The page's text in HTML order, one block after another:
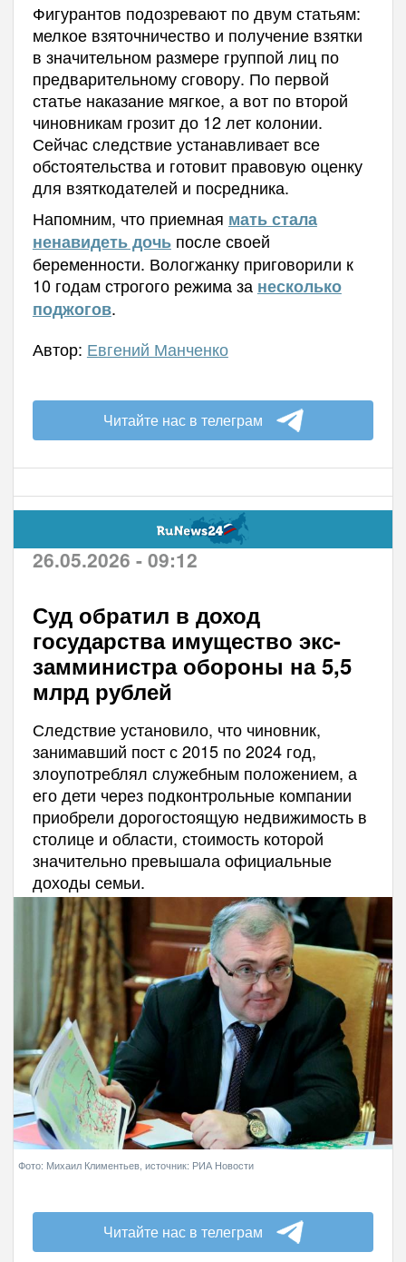
Фигурантов подозревают по двум статьям:
мелкое взяточничество и получение взятки
в значительном размере группой лиц по
предварительному сговору. По первой
статье наказание мягкое, а вот по второй
чиновникам грозит до 12 лет колонии.
Сейчас следствие устанавливает все
обстоятельства и готовит правовую оценку
для взяткодателей и посредника.
Напомним, что приемная мать стала
ненавидеть дочьпосле своей
беременности. Вологжанку приговорили к
10 годам строгого режима за несколько
поджогов.
Автор: Евгений Манченко
Читайте нас в телеграм
26.05.2026 - 09:12
Суд обратил в доход
государства имущество экс-
замминистра обороны на 5,5
млрд рублей
Следствие установило, что чиновник,
занимавший пост с 2015 по 2024 год,
злоупотреблял служебным положением, а
его дети через подконтрольные компании
приобрели дорогостоящую недвижимость в
столице и области, стоимость которой
значительно превышала официальные
доходы семьи.
Фото: Михаил Климентьев, источник: РИА Новости
Читайте нас в телеграм